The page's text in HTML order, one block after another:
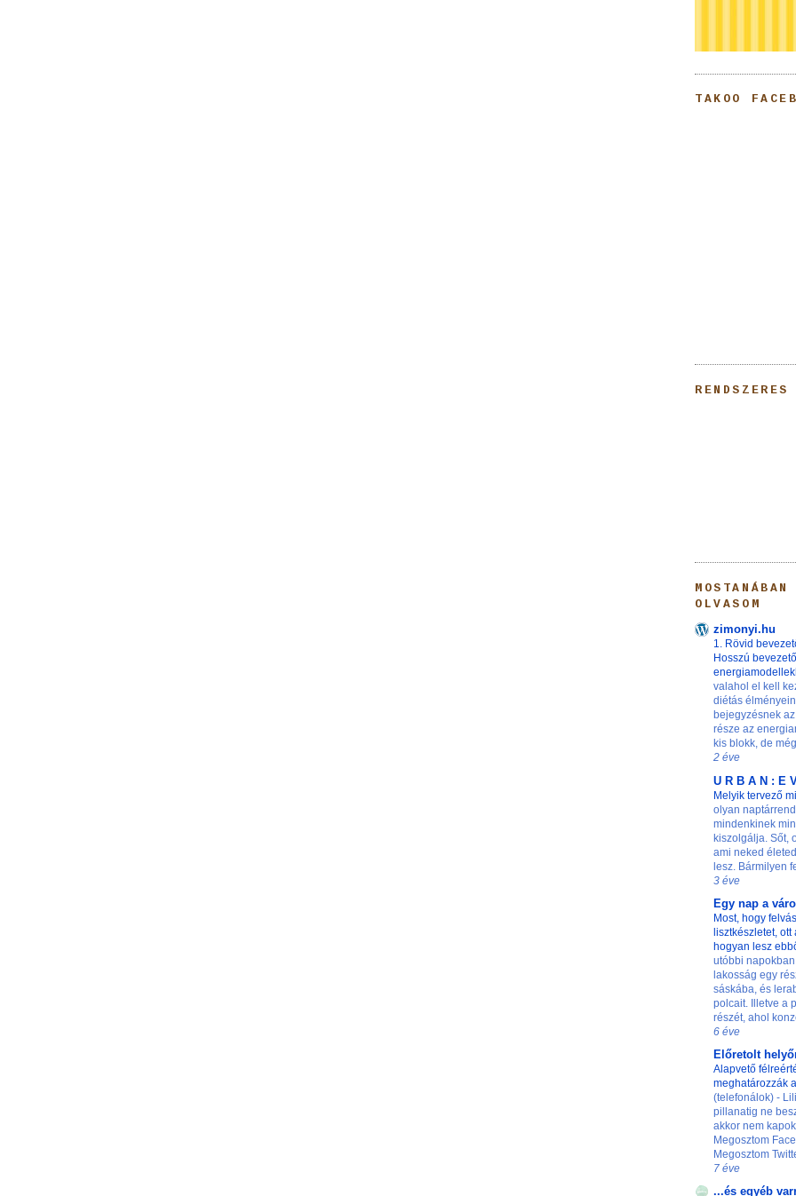
TAKOO
OLVASOM
zimonyi.hu
1. Rövid
Hosszú bevezető
valahol el kell
diétás
bejegyzésnek
része az
kis blokk, de
2 éve
U R B A N : E
Melyik tervező
olyan
mindenkinek
kiszolgálja. Sőt,
ami neked
lesz. Bármilyen
3 éve
Egy nap a
Most, hogy
lisztkészletet, ott
hogyan lesz
utóbbi
lakosság egy
sáskába, és
polcait. Illetve a
részét, ahol
6 éve
Előretolt
Alapvető
meghatározzák
(telefonálok) -
pillanatig ne
akkor nem
Megosztom
Megosztom
7 éve
...és egyéb